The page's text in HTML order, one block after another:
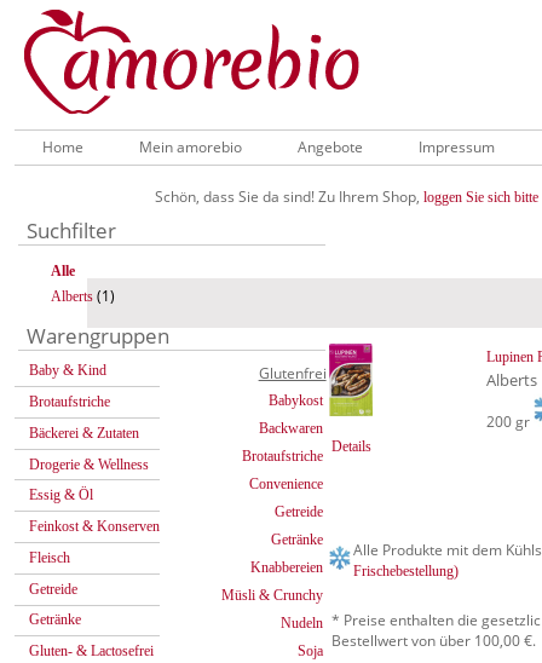
Home Mein amorebio Angebote Impressum
Schön, dass Sie da sind! Zu Ihrem Shop, loggen Sie sich bitte
Suchfilter
Alle
Alberts (1)
Warengruppen
Baby & Kind
Brotaufstriche
Bäckerei & Zutaten
Drogerie & Wellness
Essig & Öl
Feinkost & Konserven
Fleisch
Getreide
Getränke
Gluten- & Lactosefrei
Glutenfrei
Babykost
Backwaren
Brotaufstriche
Convenience
Getreide
Getränke
Knabbereien
Müsli & Crunchy
Nudeln
Soja
Details
Lupinen
Alberts
200 gr
Alle Produkte mit dem
Frischebestellung)
* Preise enthalten die
Bestellwert von über 100,00 €.